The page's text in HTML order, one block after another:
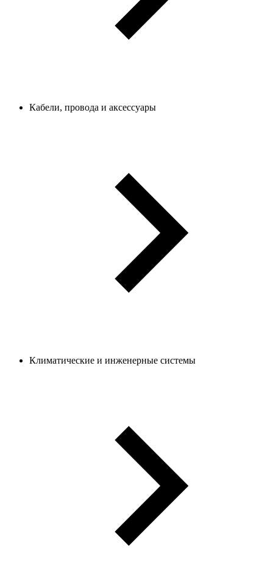
Кабели, провода и аксессуары
Климатические и инженерные системы